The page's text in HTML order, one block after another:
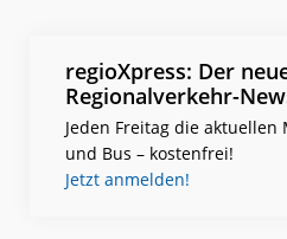
regioXpress: Der
Regionalverkehr-
Jeden Freitag die aktuellen
und Bus – kostenfrei!
Jetzt anmelden!